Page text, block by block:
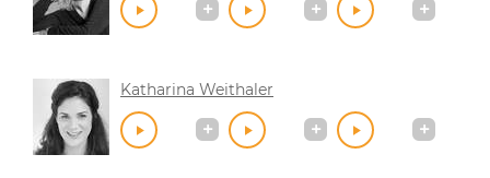
Katharina Weithaler